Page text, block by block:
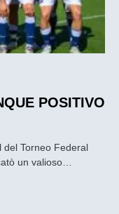
POSITIVO
del Torneo Federal
un valioso…